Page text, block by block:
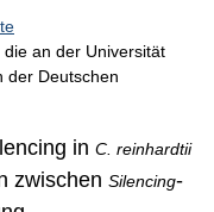
, die an der Universität
der Deutschen
in C. reinhardtii
zwischen Silencing-